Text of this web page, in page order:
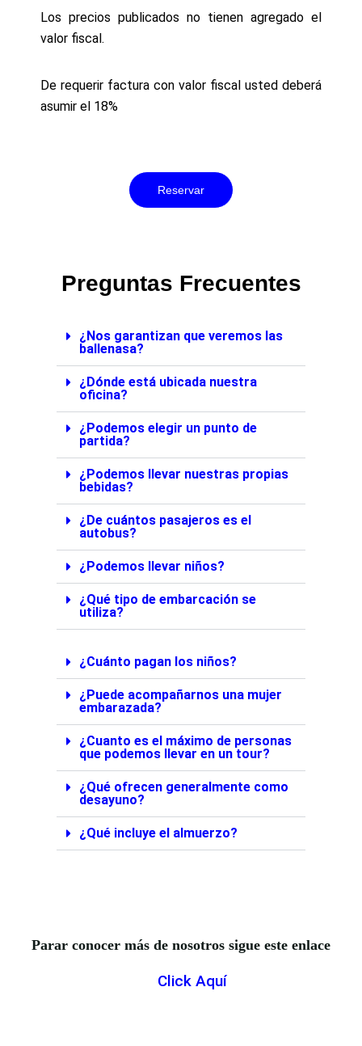
Los precios publicados no tienen agregado el
valor fiscal.
De requerir factura con valor fiscal usted deberá
asumir el 18%
Reservar
Preguntas Frecuentes
¿Nos garantizan que veremos las
ballenasa?
¿Dónde está ubicada nuestra
oficina?
¿Podemos elegir un punto de
partida?
¿Podemos llevar nuestras propias
bebidas?
¿De cuántos pasajeros es el
autobus?
¿Podemos llevar niños?
¿Qué tipo de embarcación se
utiliza?
¿Cuánto pagan los niños?
¿Puede acompañarnos una mujer
embarazada?
¿Cuanto es el máximo de personas
que podemos llevar en un tour?
¿Qué ofrecen generalmente como
desayuno?
¿Qué incluye el almuerzo?
Parar conocer más de nosotros sigue este enlace
Click Aquí